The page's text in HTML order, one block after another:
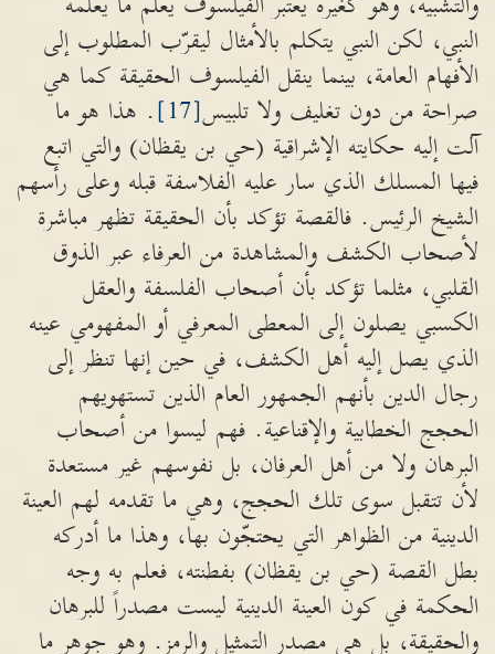
النبي، لكن النبي يتكلم بالأمثال ليقرّب المطلوب إلى
الأفهام العامة، بينما ينقل الفيلسوف الحقيقة كما هي
صراحة من دون تغليف ولا تلبيس[17]
. هذا هو ما
آلت إليه حكايته الإشراقية (حي بن يقظان) والتي اتبع
فيها المسلك الذي سار عليه الفلاسفة قبله وعلى رأسهم
الشيخ الرئيس. فالقصة تؤكد بأن الحقيقة تظهر مباشرة
لأصحاب الكشف والمشاهدة من العرفاء عبر الذوق
القلبي، مثلما تؤكد بأن أصحاب الفلسفة والعقل
الكسبي يصلون إلى المعطى المعرفي أو المفهومي عينه
الذي يصل إليه أهل الكشف، في حين إنها تنظر إلى
رجال الدين بأنهم الجمهور العام الذين تستهويهم
الحجج الخطابية والإقناعية. فهم ليسوا من أصحاب
البرهان ولا من أهل العرفان، بل نفوسهم غير مستعدة
لأن تتقبل سوى تلك الحجج، وهي ما تقدمه لهم العينة
الدينية من الظواهر التي يحتجّون بها، وهذا ما أدركه
بطل القصة (حي بن يقظان) بفطنته، فعلم به وجه
الحكمة في كون العينة الدينية ليست مصدراً للبرهان
والحقيقة، بل هي مصدر التمثيل والرمز. وهو جوهر ما